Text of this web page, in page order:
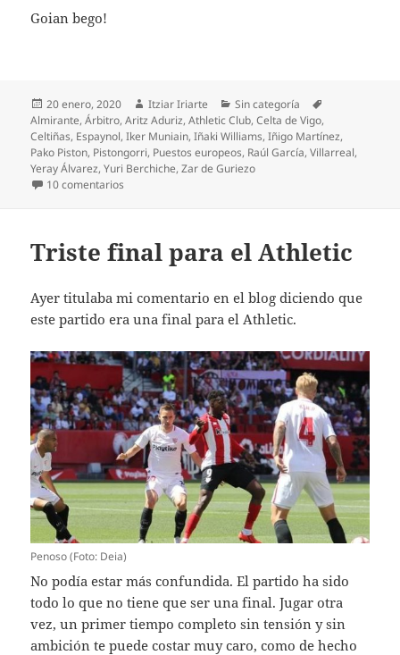
Goian bego!
Publicado
el
20 enero, 2020 Autor
Itziar Iriarte Categorías
Sin categoría
Almirante,Árbitro,Aritz Aduriz,Athletic Club,Celta de Vigo,
Celtiñas, Espaynol,Iker Muniain,Iñaki Williams,Iñigo Martínez,
Pako Piston, Pistongorri, Puestos europeos, Raúl García,Villarreal,
Yeray Álvarez,Yuri Berchiche,Zar de Guriezo
10 comentarios
Triste final para el Athletic
Ayer titulaba mi comentario en el blog diciendo que
este partido era una final para el Athletic.
Penoso (Foto: Deia)
No podía estar más confundida. El partido ha sido
todo lo que no tiene que ser una final. Jugar otra
vez, un primer tiempo completo sin tensión y sin
ambición te puede costar muy caro, como de hecho